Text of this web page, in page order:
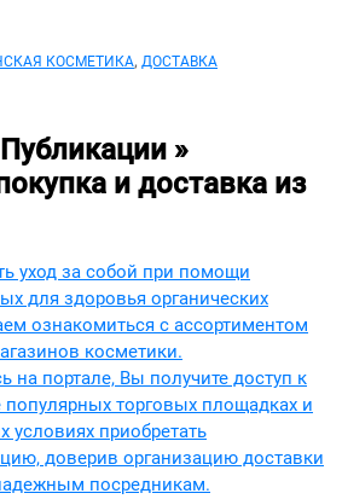
КОСМЕТИКА, ДОСТАВКА
»
и доставка из
уход за собой при помощи
для здоровья органических
ознакомиться с ассортиментом
косметики.
на портале, Вы получите доступ к
популярных торговых площадках и
приобретать
доверив организацию доставки
посредникам.